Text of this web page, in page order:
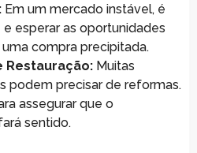
Em um mercado instável, é
esperar as oportunidades
compra precipitada.
Restauração:Muitas
podem precisar de reformas.
assegurar que o
sentido.